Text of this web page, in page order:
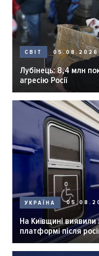
СВІТ
Лубінець: 8,4 млн
агресію Росії
УКРАЇНА
На Київщині виявили
платформі після